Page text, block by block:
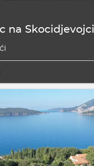
na Skocidjevojci